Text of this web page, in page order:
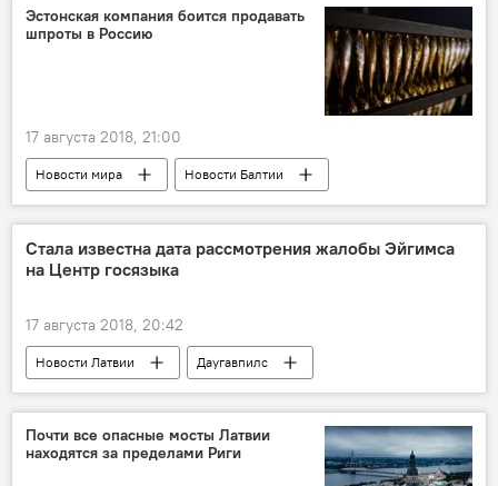
Facebook
легион СС нацизм
Эстонская компания боится продавать
шпроты в Россию
17 августа 2018, 21:00
Новости мира
Новости Балтии
Эстония
DGM Shipping AS шпроты
Стала известна дата рассмотрения жалобы Эйгимса
на Центр госязыка
17 августа 2018, 20:42
Новости Латвии
Даугавпилс
Рихардс Эйгимс
Центр госязыка
Почти все опасные мосты Латвии
находятся за пределами Риги